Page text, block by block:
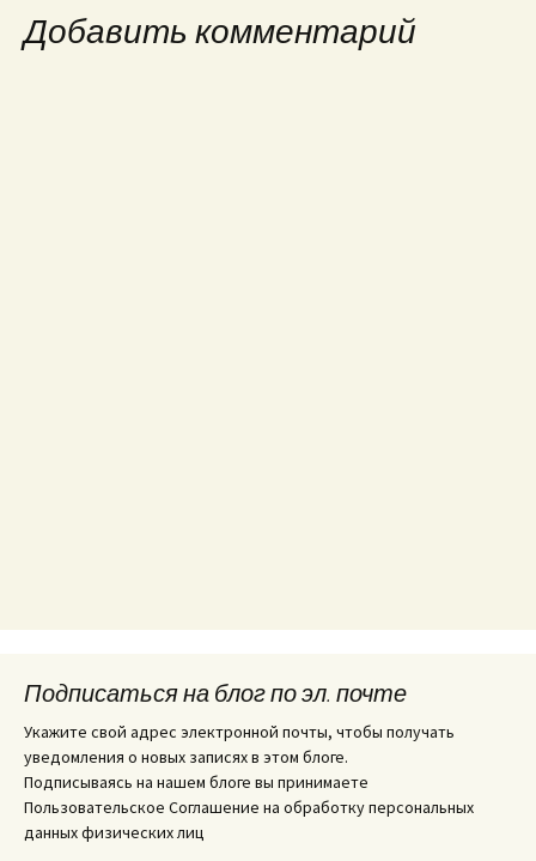
записям
Добавить комментарий
Подписаться на блог по эл. почте
Укажите свой адрес электронной почты, чтобы получать
уведомления о новых записях в этом блоге.
Подписываясь на нашем блоге вы принимаете
Пользовательское Соглашение на обработку персональных
данных физических лиц